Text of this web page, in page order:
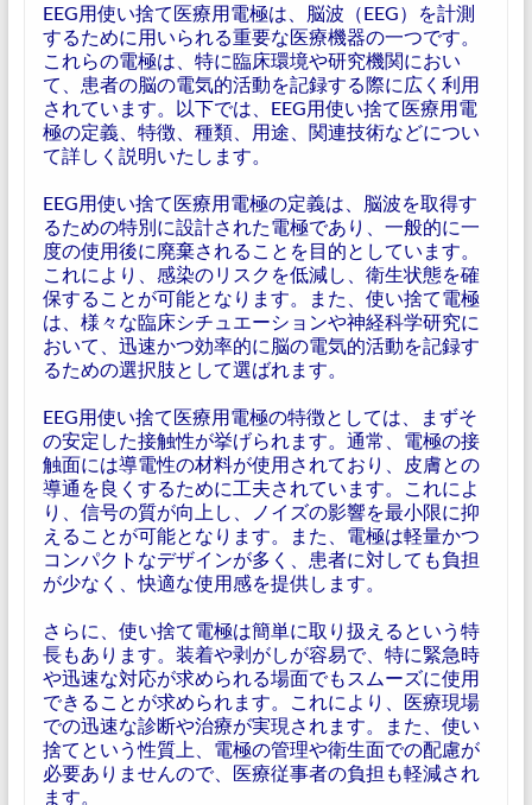
EEG用使い捨て医療用電極は、脳波（EEG）を計測
するために用いられる重要な医療機器の一つです。
これらの電極は、特に臨床環境や研究機関におい
て、患者の脳の電気的活動を記録する際に広く利用
されています。以下では、EEG用使い捨て医療用電
極の定義、特徴、種類、用途、関連技術などについ
て詳しく説明いたします。
EEG用使い捨て医療用電極の定義は、脳波を取得す
るための特別に設計された電極であり、一般的に一
度の使用後に廃棄されることを目的としています。
これにより、感染のリスクを低減し、衛生状態を確
保することが可能となります。また、使い捨て電極
は、様々な臨床シチュエーションや神経科学研究に
おいて、迅速かつ効率的に脳の電気的活動を記録す
るための選択肢として選ばれます。
EEG用使い捨て医療用電極の特徴としては、まずそ
の安定した接触性が挙げられます。通常、電極の接
触面には導電性の材料が使用されており、皮膚との
導通を良くするために工夫されています。これによ
り、信号の質が向上し、ノイズの影響を最小限に抑
えることが可能となります。また、電極は軽量かつ
コンパクトなデザインが多く、患者に対しても負担
が少なく、快適な使用感を提供します。
さらに、使い捨て電極は簡単に取り扱えるという特
長もあります。装着や剥がしが容易で、特に緊急時
や迅速な対応が求められる場面でもスムーズに使用
できることが求められます。これにより、医療現場
での迅速な診断や治療が実現されます。また、使い
捨てという性質上、電極の管理や衛生面での配慮が
必要ありませんので、医療従事者の負担も軽減され
ます。